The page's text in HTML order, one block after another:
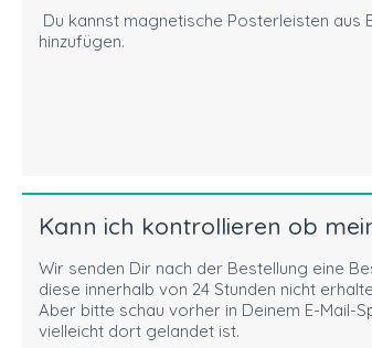
Du kannst magnetische Posterleisten aus
hinzufügen.
Kann ich kontrollieren ob
Wir senden Dir nach der Bestellung eine
diese innerhalb von 24 Stunden nicht
Aber bitte schau vorher in Deinem E-Mail-
vielleicht dort gelandet ist.